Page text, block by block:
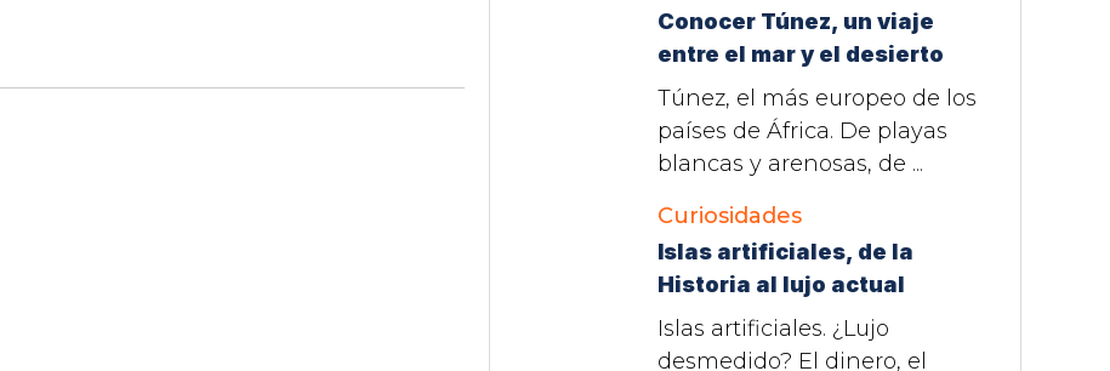
Conocer Túnez, un viaje
entre el mar y el desierto
Túnez, el más europeo de los
países de África. De playas
blancas y arenosas, de ...
Curiosidades
Islas artificiales, de la
Historia al lujo actual
Islas artificiales. ¿Lujo
desmedido? El dinero, el